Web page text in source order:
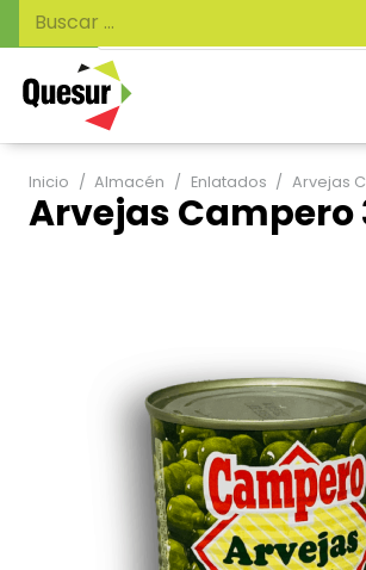
de
productos
Buscar:
Inicio / Almacén / Enlatados / Arvejas
Arvejas Campero